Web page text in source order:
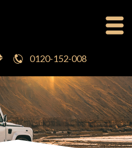
0120-152-008
OFFICIAL BLOG
CAR SALES